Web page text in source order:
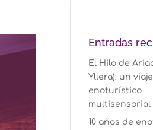
Entradas
El Hilo de
Yllera): un viaje
enoturístico
multisensorial
10 años de